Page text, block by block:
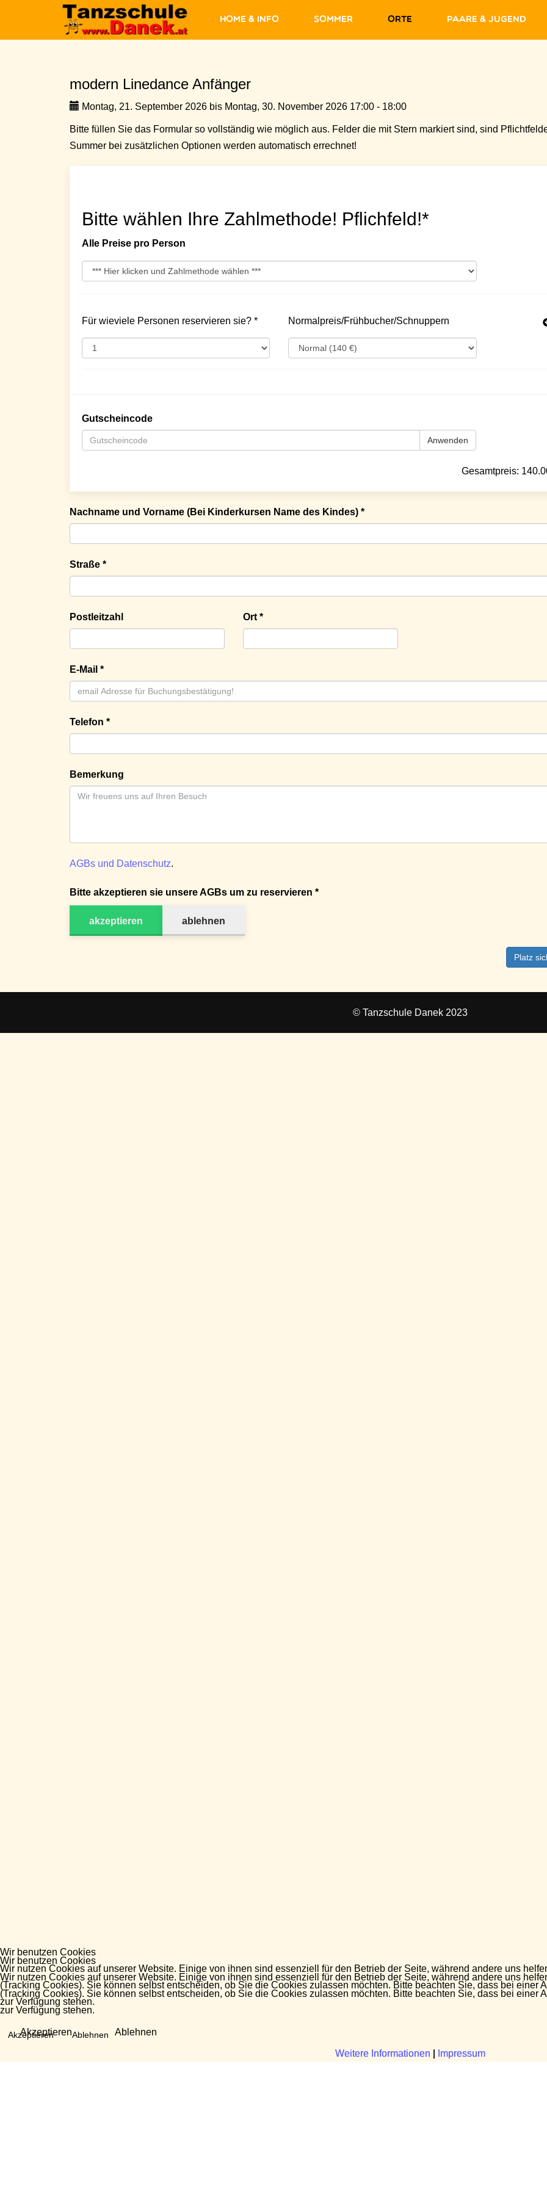
Home & Info Sommer Orte Paare & Jugend
modern Linedance Anfänger
Montag, 21. September 2026 bis Montag, 30. November 2026 17:00 - 18:00
Bitte füllen Sie das Formular so vollständig wie möglich aus. Felder die mit Stern markiert sind, sind
Summer bei zusätzlichen Optionen werden automatisch errechnet!
Bitte wählen Ihre Zahlmethode! Pflichfeld!*
Alle Preise pro Person
Für wieviele Personen reservieren sie? * Normalpreis/Frühbucher/Schnuppern
Gutscheincode
Anwenden
Gesamtpreis:
Nachname und Vorname (Bei Kinderkursen Name des Kindes) *
Straße *
Postleitzahl Ort *
E-Mail *
Telefon *
Bemerkung
AGBs und Datenschutz.
Bitte akzeptieren sie unsere AGBs um zu reservieren *
akzeptieren ablehnen
Wir benutzen Cookies
Wir nutzen Cookies auf unserer Website. Einige von ihnen sind essenziell für den Betrieb der Seite, während andere uns
(Tracking Cookies). Sie können selbst entscheiden, ob Sie die Cookies zulassen möchten. Bitte beachten Sie, dass bei
zur Verfügung stehen.
Akzeptieren Ablehnen
Weitere Informationen Impressum
Platz
© Tanzschule Danek 2023
Wir benutzen Cookies
Wir nutzen Cookies auf unserer Website. Einige von ihnen sind essenziell für den Betrieb der Seite, während andere uns
(Tracking Cookies). Sie können selbst entscheiden, ob Sie die Cookies zulassen möchten. Bitte beachten Sie, dass bei
zur Verfügung stehen.
Akzeptieren Ablehnen
Weitere Informationen Impressum